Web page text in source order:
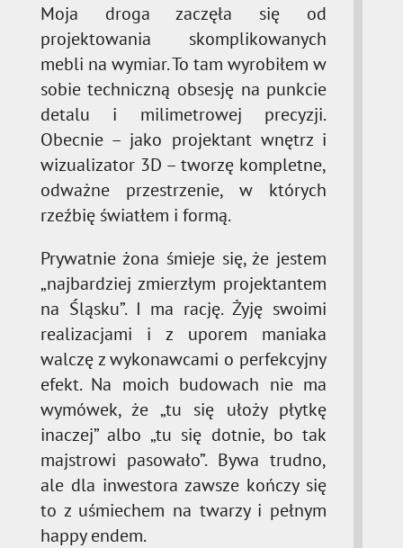
Moja droga zaczęła się od
projektowania skomplikowanych
mebli na wymiar. To tam wyrobiłem w
sobie techniczną obsesję na punkcie
detalu i milimetrowej precyzji.
Obecnie – jako projektant wnętrz i
wizualizator 3D – tworzę kompletne,
odważne przestrzenie, w których
rzeźbię światłem i formą.
Prywatnie żona śmieje się, że jestem
„najbardziej zmierzłym projektantem
na Śląsku”. I ma rację. Żyję swoimi
realizacjami i z uporem maniaka
walczę z wykonawcami o perfekcyjny
efekt. Na moich budowach nie ma
wymówek, że „tu się ułoży płytkę
inaczej” albo „tu się dotnie, bo tak
majstrowi pasowało”. Bywa trudno,
ale dla inwestora zawsze kończy się
to z uśmiechem na twarzy i pełnym
happy endem.